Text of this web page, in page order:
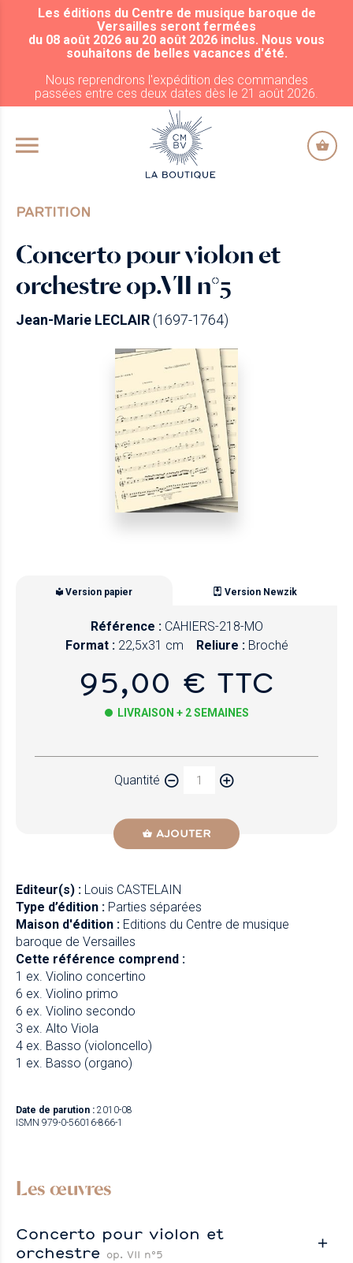
ALLER AU CONTENU PRINCIPAL
Les éditions du Centre de musique baroque de
Versailles seront fermées
du 08 août 2026 au 20 août 2026 inclus. Nous vous
souhaitons de belles vacances d'été.
Nous reprendrons l'expédition des commandes
passées entre ces deux dates dès le 21 août 2026.
PARTITION
Concerto pour violon et
orchestre op.VII n°5
Jean-Marie LECLAIR(1697-1764)
Version papier Version Newzik
Référence : CAHIERS-218-MO
Format : 22,5x31 cm Reliure : Broché
95,00 € TTC
LIVRAISON + 2 SEMAINES
Quantité
AJOUTER
Editeur(s) : Louis CASTELAIN
Type d’édition : Parties séparées
Maison d'édition : Editions du Centre de musique
baroque de Versailles
Cette référence comprend :
1 ex. Violino concertino
6 ex. Violino primo
6 ex. Violino secondo
3 ex. Alto Viola
4 ex. Basso (violoncello)
1 ex. Basso (organo)
Date de parution : 2010-08
ISMN 979-0-56016-866-1
Les œuvres
Concerto pour violon et
orchestre op. VII n°5